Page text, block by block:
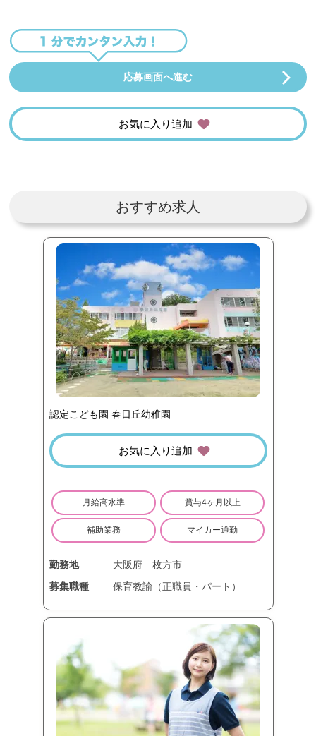
応募画面へ進む
お気に入り追加
おすすめ求人
認定こども園 春日丘幼稚園
お気に入り追加
月給高水準 賞与4ヶ月以上
補助業務 マイカー通勤
勤務地 大阪府
枚方市
募集職種
保育教諭（正職員・パート）